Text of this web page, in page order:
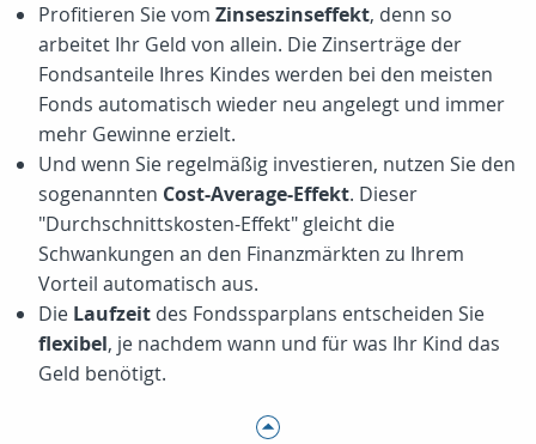
Profitieren Sie vom Zinseszinseffekt, denn so
arbeitet Ihr Geld von allein. Die Zinserträge der
Fondsanteile Ihres Kindes werden bei den meisten
Fonds automatisch wieder neu angelegt und immer
mehr Gewinne erzielt.
Und wenn Sie regelmäßig investieren, nutzen Sie den
sogenannten Cost-Average-Effekt. Dieser
"Durchschnittskosten-Effekt" gleicht die
Schwankungen an den Finanzmärkten zu Ihrem
Vorteil automatisch aus.
Die Laufzeit des Fondssparplans entscheiden Sie
flexibel, je nachdem wann und für was Ihr Kind das
Geld benötigt.